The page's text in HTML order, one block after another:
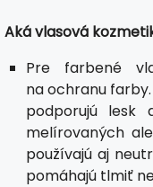
Aká vlasová
Pre farbené
na ochranu
podporujú lesk
melírovaných
používajú aj
pomáhajú tlmiť